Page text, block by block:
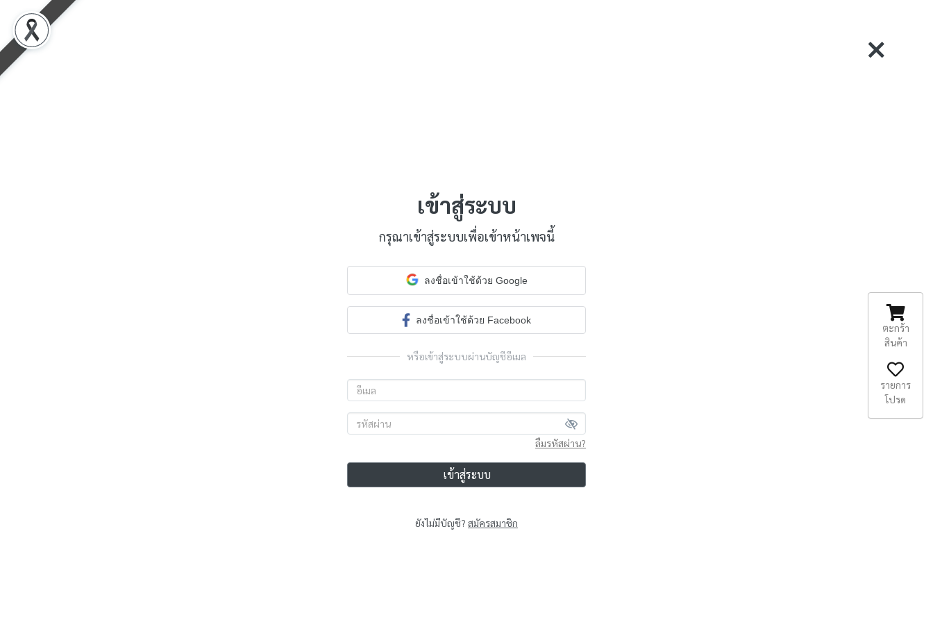
เข้าสู่ระบบ
กรุณาเข้าสู่ระบบเพื่อเข้าหน้าเพจนี้
ลงชื่อเข้าใช้ด้วย Google
ลงชื่อเข้าใช้ด้วย Facebook
หรือเข้าสู่ระบบผ่านบัญชีอีเมล
ลืมรหัสผ่าน?
เข้าสู่ระบบ
ยังไม่มีบัญชี? สมัครสมาชิก
ตะกร้า
สินค้า
รายการ
โปรด